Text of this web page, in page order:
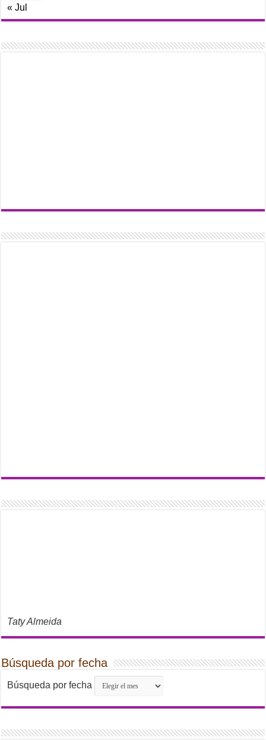
« Jul
Taty Almeida
Búsqueda por fecha
Búsqueda por fecha